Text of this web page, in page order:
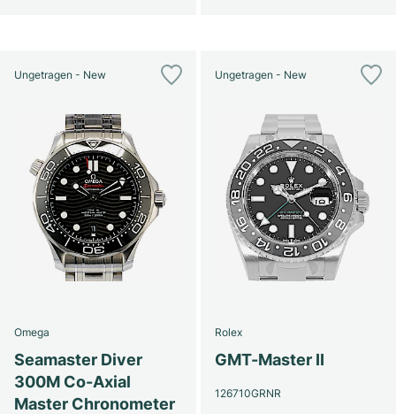
Ungetragen - New
Omega
Seamaster Diver
300M Co-Axial
Master Chronometer
Ungetragen - New
Rolex
GMT-Master II
126710GRNR